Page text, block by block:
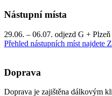
Nástupní místa
29.06. – 06.07. odjezd G + Plzeň
Přehled nástupních míst najdete
Doprava
Doprava je zajištěna dálkovým